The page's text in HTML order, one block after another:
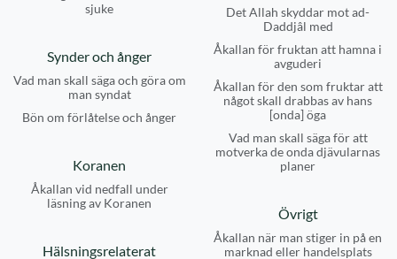
Det Allah skyddar mot ad-
Daddjâl med
Åkallan för fruktan att hamna i
avguderi
Åkallan för den som fruktar att
något skall drabbas av hans
[onda] öga
Vad man skall säga för att
motverka de onda djävularnas
planer
sjuke
Synder och ånger
Vad man skall säga och göra om
man syndat
Bön om förlåtelse och ånger
Koranen
Åkallan vid nedfall under
läsning av Koranen
Övrigt
Åkallan när man stiger in på en
marknad eller handelsplats
Hälsningsrelaterat